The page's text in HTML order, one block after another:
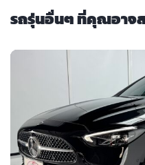
รถรุ่นอื่นๆ ที่คุณอาจ